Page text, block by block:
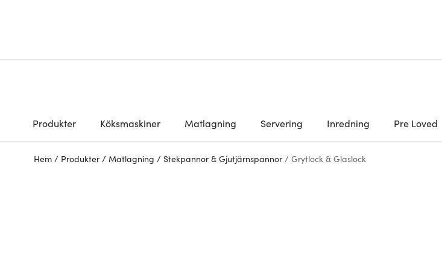
Produkter Köksmaskiner Matlagning Servering Inredning Pre Loved
Hem / Produkter / Matlagning / Stekpannor & Gjutjärnspannor / Grytlock & Glaslock